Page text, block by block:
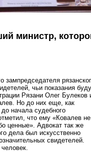
министр,
зампредседателя
чьи показания
Рязани Олег Булеков
Но до них еще, как
начала судебного
что ему «Ковалев не
ценные». Адвокат так же
дела был искусственно
свидетелей.